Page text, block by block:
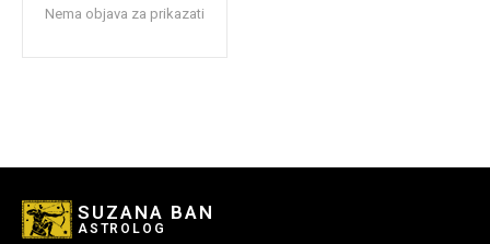
Nema objava za prikazati
SUZANA BAN
ASTROLOG